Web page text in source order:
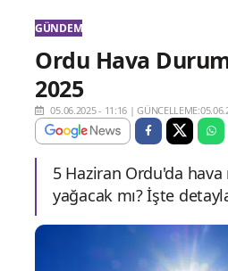
GÜNDEM
Ordu Hava
2025
05.06.2025 - 11:16 |
5 Haziran Ordu'da hava
yağacak mı? İşte